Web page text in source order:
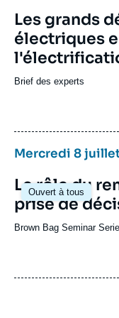
Invalides
Conférence
Vendredi 28
Sur invitation
Les
l’Allemagne
monde
Les grands
électriques
Brief des experts
Mercredi 8
Ouvert à tous
Le rôle du
prise de
Brown Bag Seminar